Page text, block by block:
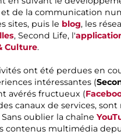
de la communication
sites, puis le blog, les
, Second Life, l'
Culture.
ont été perdues en
intéressantes (
avérés fructueux (
canaux de services,
oublier la chaîne
contenus multimédia